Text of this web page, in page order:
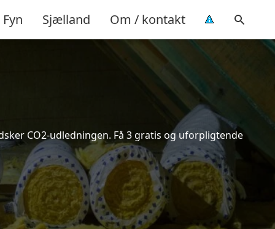
Fyn Sjælland Om / kontakt
CO2-udledningen. Få 3 gratis og uforpligtende